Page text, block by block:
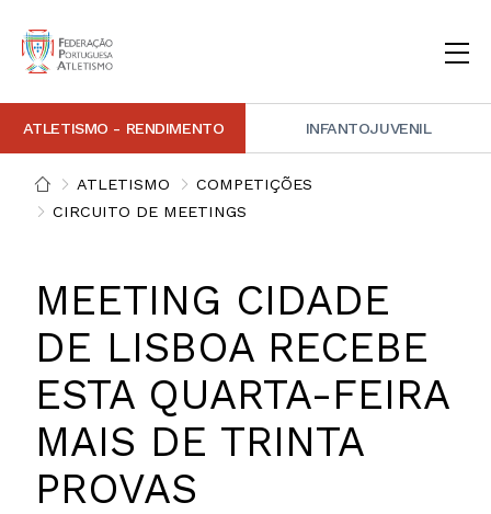
ATLETISMO - RENDIMENTO INFANTOJUVENIL
INSTITUCIONAL
DOCUMENTAÇÃO
ARBITRAGEM
DECISÕES DISCIPLINARES
CONTACTOS
FOTOGRAFIAS
VIDEOS
IMAGEM DE MARCA FPA
COMUNICADOS DE IMPRENSA
NEWSLETTER FPA
ATLETISMO
COMPETIÇÕES
CIRCUITO DE MEETINGS
MEETING CIDADE
DE LISBOA RECEBE
ESTA QUARTA-FEIRA
MAIS DE TRINTA
PROVAS